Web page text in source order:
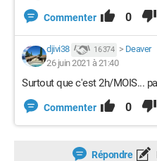
Commenter 0
djivi38 16 374 > Deaver
26 juin 2021 à 21:40
Surtout que c'est 2h/MOIS...
Commenter 0
Répondre